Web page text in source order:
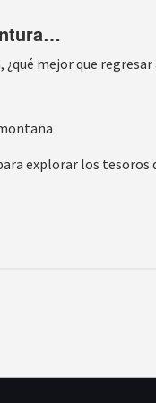
mejor que
explorar los tesoros